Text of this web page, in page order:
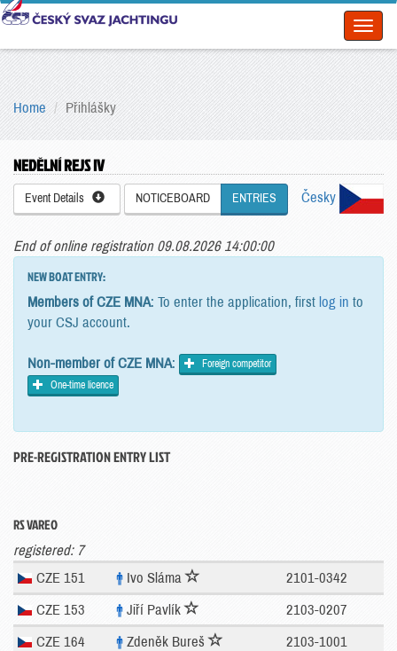
Home Přihlášky
NEDĚLNÍ REJS IV
Event Details NOTICEBOARD ENTRIES Česky
End of online registration 09.08.2026 14:00:00
NEW BOAT ENTRY:
Members of CZE MNA: To enter the application, first log in to
your CSJ account.
Non-member of CZE MNA:
Foreign competitor
One-time licence
PRE-REGISTRATION ENTRY LIST
RS VAREO
registered: 7
CZE 151
Ivo Sláma 2101-0342
CZE 153 Jiří Pavlík 2103-0207
CZE 164 Zdeněk Bureš 2103-1001